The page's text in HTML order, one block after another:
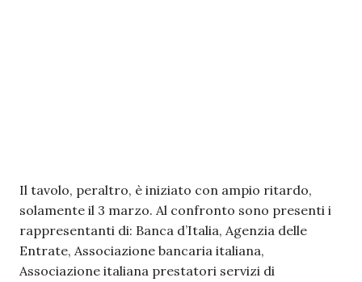
Il tavolo, peraltro, è iniziato con ampio ritardo,
solamente il 3 marzo. Al confronto sono presenti i
rappresentanti di: Banca d’Italia, Agenzia delle
Entrate, Associazione bancaria italiana,
Associazione italiana prestatori servizi di